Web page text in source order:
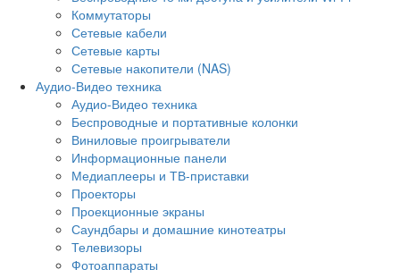
Коммутаторы
Сетевые кабели
Сетевые карты
Сетевые накопители (NAS)
Аудио-Видео техника
Аудио-Видео техника
Беспроводные и портативные колонки
Виниловые проигрыватели
Информационные панели
Медиаплееры и ТВ-приставки
Проекторы
Проекционные экраны
Саундбары и домашние кинотеатры
Телевизоры
Фотоаппараты